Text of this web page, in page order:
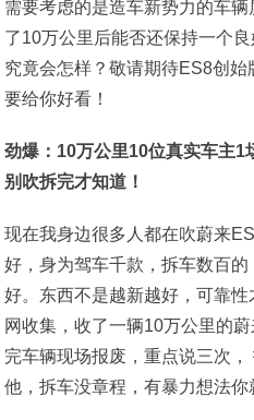
需要考虑的是造车新势力的车
了10万公里后能否还保持一个
究竟会怎样？敬请期待ES8创
要给你好看！
劲爆：10万公里10位真实车主1
别吹拆完才知道！
现在我身边很多人都在吹蔚来
好，身为驾车千款，拆车数百
好。东西不是越新越好，可靠
网收集，收了一辆10万公里的
完车辆现场报废，重点说三次
他，拆车没章程，有暴力想法你